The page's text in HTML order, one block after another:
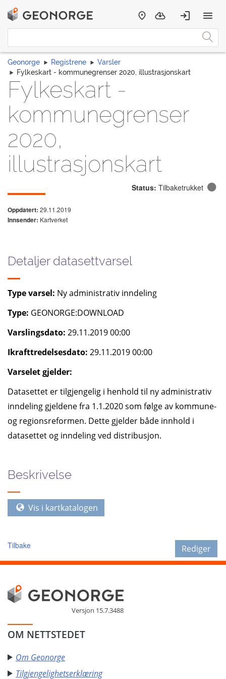
Geonorge Registrene
Varsler
Fylkeskart - kommunegrenser 2020, illustrasjonskart
Fylkeskart -
kommunegrenser
2020,
illustrasjonskart
Status: Tilbaketrukket
Oppdatert: 29.11.2019
Innsender: Kartverket
Detaljer datasettvarsel
Type varsel: Ny administrativ inndeling
Type: GEONORGE:DOWNLOAD
Varslingsdato: 29.11.2019 00:00
Ikrafttredelsesdato: 29.11.2019 00:00
Varselet gjelder:
Datasettet er tilgjengelig i henhold til ny administrativ
inndeling gjeldene fra 1.1.2020 som følge av kommune-
og regionsreformen. Dette gjelder både innhold i
datasettet og inndeling ved distribusjon.
Beskrivelse
Vis i kartkatalogen
Rediger
Tilbake